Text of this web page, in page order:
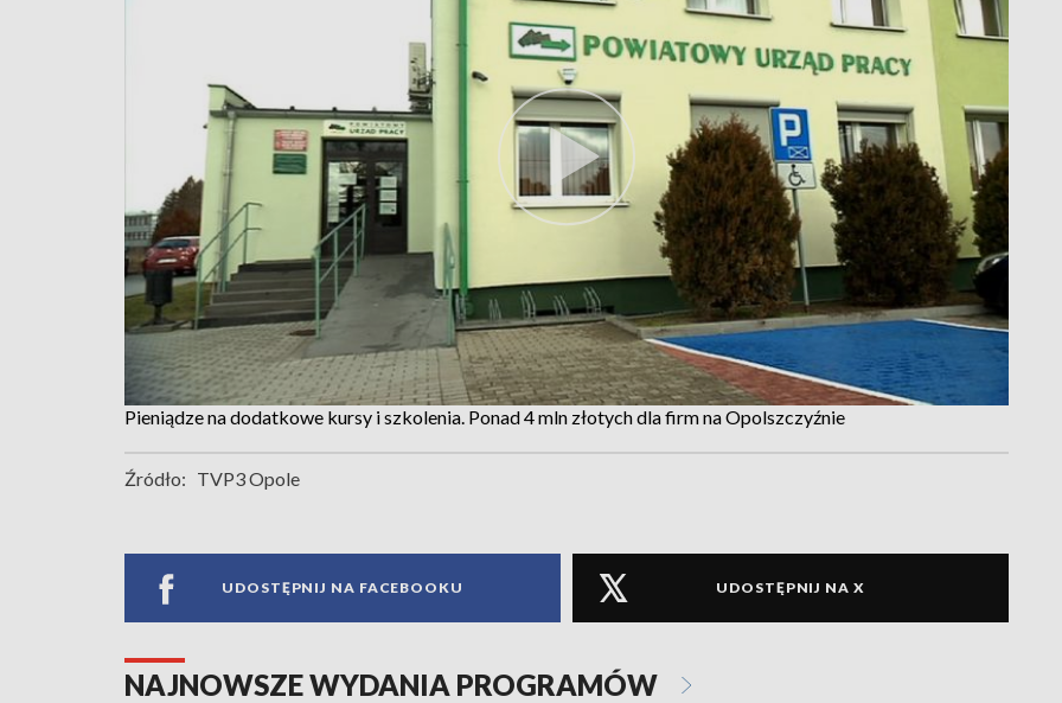
Pieniądze na dodatkowe kursy i szkolenia. Ponad 4 mln złotych dla firm na Opolszczyźnie
Źródło: TVP3 Opole
UDOSTĘPNIJ NA FACEBOOKU UDOSTĘPNIJ NA X
NAJNOWSZE WYDANIA PROGRAMÓW